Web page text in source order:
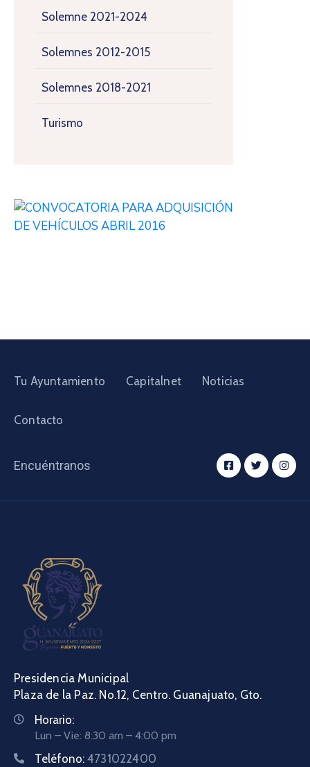
Solemne 2021-2024
Solemnes 2012-2015
Solemnes 2018-2021
Turismo
Tu Ayuntamiento Capitalnet Noticias
Contacto
Encuéntranos
Presidencia Municipal
Plaza de la Paz. No.12, Centro. Guanajuato, Gto.
Horario:
Lun – Vie: 8:30 am – 4:00 pm
Teléfono: 4731022400